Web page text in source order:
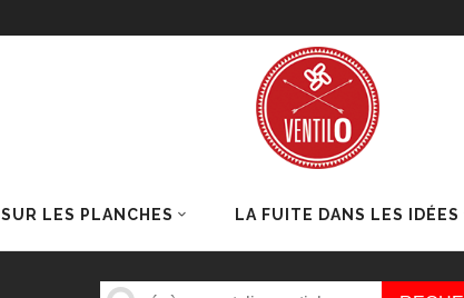
SUR LES PLANCHES LA FUITE DANS LES IDÉES